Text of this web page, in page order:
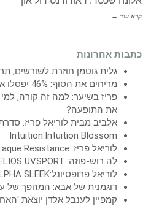
קרא עוד ←
כתבות אחרונות
גלית גוטמן חוזרת לשורשים,
מריחים את הסוף: 46% יפסלו אתכם על חולצה מיוזעת
פריז בשיער: למה זה קורה,
את התופעה?
אלביב מבית לוריאל פריז:
Intuition:Intuition Blossom
לוריאל פריז: Infallible Laque Resistance
לה רוש-פוזה: ANTHELIOS UVSPORT
לוריאל פרופסיונל:KERATIN ALPHA SLEEK
דוגמנית של אבא: המהפך של
קמפיין לענבל אלדן יוצאת